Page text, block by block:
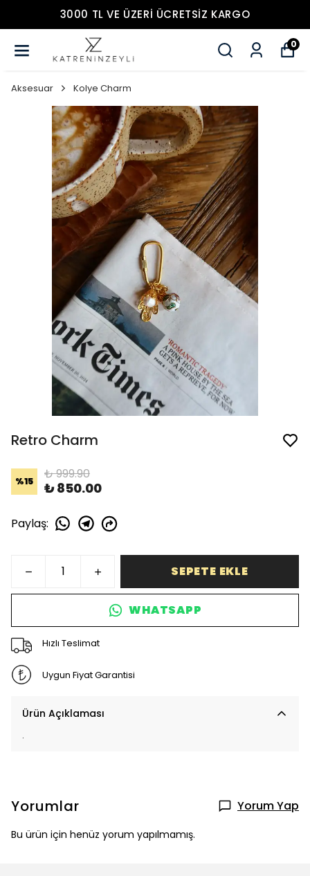
3000 TL VE ÜZERİ ÜCRETSİZ KARGO
0
Aksesuar Kolye Charm
Retro Charm
%15 ₺ 999.90
₺ 850.00
Paylaş:
SEPETE EKLE
WHATSAPP
Hızlı Teslimat
Uygun Fiyat Garantisi
Ürün Açıklaması
.
Yorumlar Yorum Yap
Bu ürün için henüz yorum yapılmamış.